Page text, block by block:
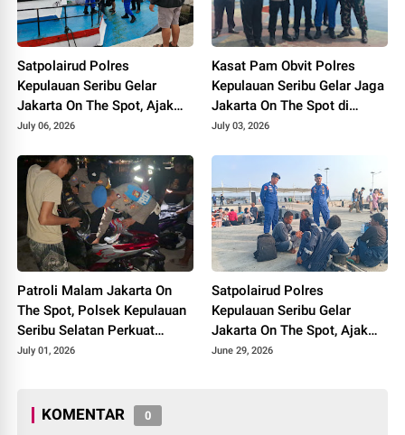
Satpolairud Polres
Kepulauan Seribu Gelar
Jakarta On The Spot, Ajak
Nelayan Tingkatkan
Manfaatkan Layanan Polisi
110
July 06, 2026
Kasat Pam Obvit Polres
Kepulauan Seribu Gelar Jaga
Jakarta On The Spot di
Dermaga Pulau Kelapa-
Keselamatan
July 03, 2026
Patroli Malam Jakarta On
The Spot, Polsek Kepulauan
Seribu Selatan Perkuat
Pengamanan Dermaga dan
July 01, 2026
Satpolairud Polres
Kepulauan Seribu Gelar
Jakarta On The Spot, Ajak
Wisatawan Utamakan
June 29, 2026
KOMENTAR 0